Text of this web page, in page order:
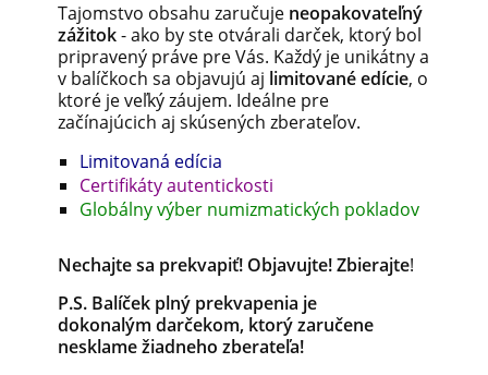
Tajomstvo obsahu zaručuje neopakovateľný
zážitok- ako by ste otvárali darček, ktorý bol
pripravený práve pre Vás. Každý je unikátny a
v balíčkoch sa objavujú aj limitované edície, o
ktoré je veľký záujem. Ideálne pre
začínajúcich aj skúsených zberateľov.
Limitovaná edícia
Certifikáty autentickosti
Globálny výber numizmatických pokladov
Nechajte sa prekvapiť! Objavujte! Zbierajte!
P.S. Balíček plný prekvapenia je
dokonalým darčekom, ktorý zaručene
nesklame žiadneho zberateľa!